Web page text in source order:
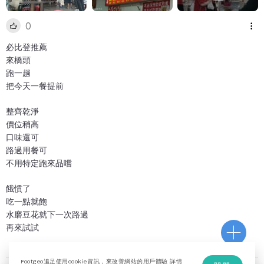
0
必比登推薦
來橋頭
跑一趟
把今天一餐提前
整齊乾淨
價位稍高
口味還可
路過用餐可
不用特定跑來品嚐
餓慣了
吃一點就飽
水磨豆花就下一次路過
再來試試
Footgeo追足使用cookie資訊，來改善網站的用戶體驗 詳情